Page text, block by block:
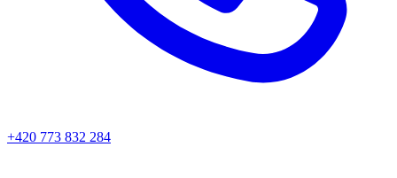
+420 773 832 284